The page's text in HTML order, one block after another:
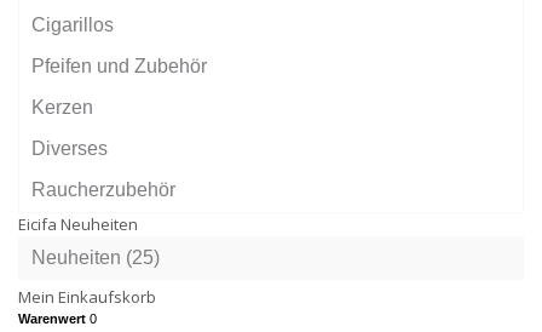
Cigarillos
Pfeifen und Zubehör
Kerzen
Diverses
Raucherzubehör
Eicifa Neuheiten
Neuheiten (25)
Mein Einkaufskorb
Warenwert 0